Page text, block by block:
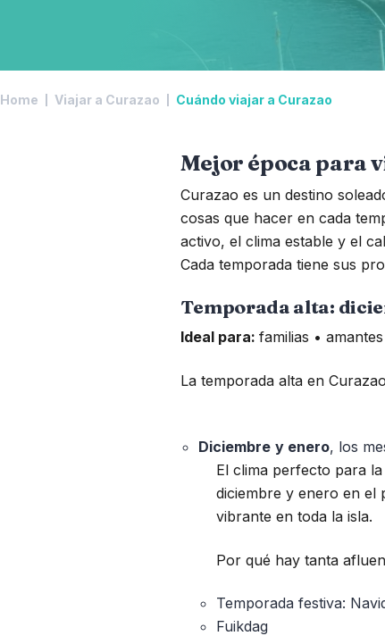
Home Viajar a Curazao Cuándo viajar a Curazao
Mejor época para
Curazao es un destino
cosas que hacer en cada
activo, el clima estable y el
Cada temporada tiene sus
Temporada alta:
Ideal para: familias •
La temporada alta en
Diciembre y enero, los
El clima perfecto para
diciembre y enero en el
vibrante en toda la isla.
Por qué hay tanta
Temporada festiva:
Fuikdag